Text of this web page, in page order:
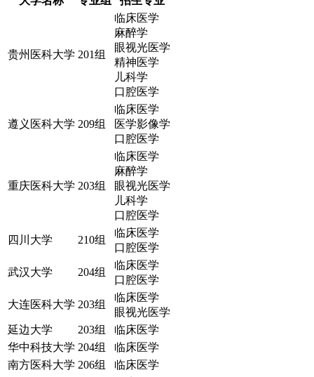
贵州医科大学 201组
临床医学
麻醉学
眼视光医学
精神医学
儿科学
口腔医学
遵义医科大学 209组
临床医学
医学影像学
口腔医学
重庆医科大学 203组
临床医学
麻醉学
眼视光医学
儿科学
口腔医学
四川大学 210组
临床医学
口腔医学
武汉大学 204组
临床医学
口腔医学
大连医科大学 203组
临床医学
眼视光医学
延边大学
203组
临床医学
华中科技大学 204组
临床医学
南方医科大学 206组 临床医学